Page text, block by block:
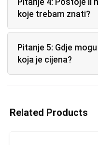
koje trebam znati?
Pitanje 5: Gdje
koja je cijena?
Related Products